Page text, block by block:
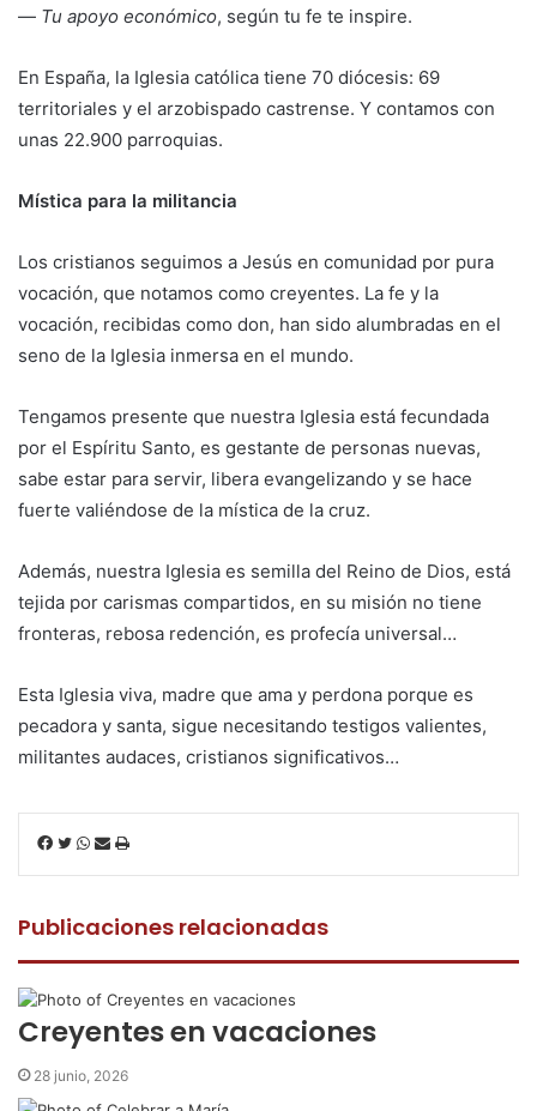
— Tu apoyo económico, según tu fe te inspire.
En España, la Iglesia católica tiene 70 diócesis: 69
territoriales y el arzobispado castrense. Y contamos con
unas 22.900 parroquias.
Mística para la militancia
Los cristianos seguimos a Jesús en comunidad por pura
vocación, que notamos como creyentes. La fe y la
vocación, recibidas como don, han sido alumbradas en el
seno de la Iglesia inmersa en el mundo.
Tengamos presente que nuestra Iglesia está fecundada
por el Espíritu Santo, es gestante de personas nuevas,
sabe estar para servir, libera evangelizando y se hace
fuerte valiéndose de la mística de la cruz.
Además, nuestra Iglesia es semilla del Reino de Dios, está
tejida por carismas compartidos, en su misión no tiene
fronteras, rebosa redención, es profecía universal…
Esta Iglesia viva, madre que ama y perdona porque es
pecadora y santa, sigue necesitando testigos valientes,
militantes audaces, cristianos significativos…
F
e
o
o
T
t
e
r
W
t
A
p
C
p
r
t
r
p
r
m
i
Publicaciones relacionadas
Creyentes en vacaciones
28 junio, 2026